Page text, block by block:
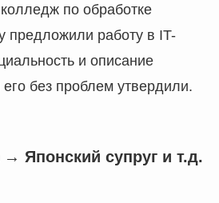
по обработке
предложили работу в IT-
и описание
без проблем утвердили.
Японский супруг и т.д.